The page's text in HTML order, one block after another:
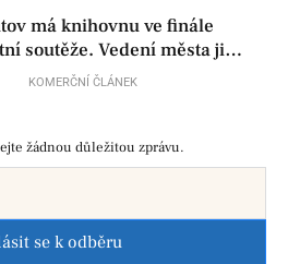
má knihovnu ve finále
soutěže. Vedení města ji
zrušit
KOMERČNÍ ČLÁNEK
žádnou důležitou zprávu.
se k odběru